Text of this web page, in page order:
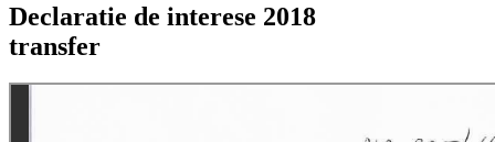
Declaratie de interese 2018
transfer